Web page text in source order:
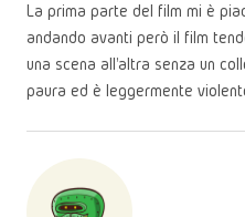
La prima parte del film mi è
andando avanti però il film
una scena all'altra senza un
paura ed è leggermente